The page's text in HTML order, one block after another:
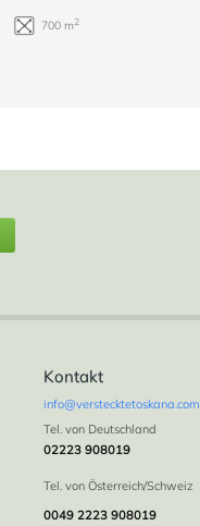
Kontakt
info@verstecktetoskana.com
Tel. von Deutschland
02223 908019
Tel. von Österreich/Schweiz
0049 2223 908019